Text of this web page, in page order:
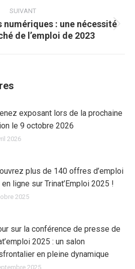
:
SUIVANT
Article
suivant
numériques : une nécessité
de l’emploi de 2023
exposant lors de la prochaine
le 9 octobre 2026
2026
plus de 140 offres d’emploi
en ligne sur Trinat’Emploi 2025 !
2025
sur la conférence de presse de
2025 : un salon
en pleine dynamique
2025